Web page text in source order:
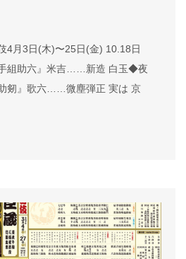
4月3日(木)〜25日(金) 10.18日
組助六』米吉……新造 白玉◆夜
剱』歌六……微塵弾正 実は 京